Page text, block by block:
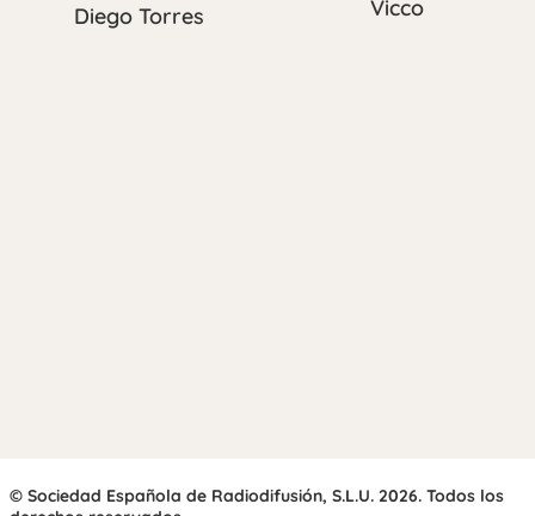
Diego Torres Vicco
© Sociedad Española de Radiodifusión, S.L.U. 2026. Todos los